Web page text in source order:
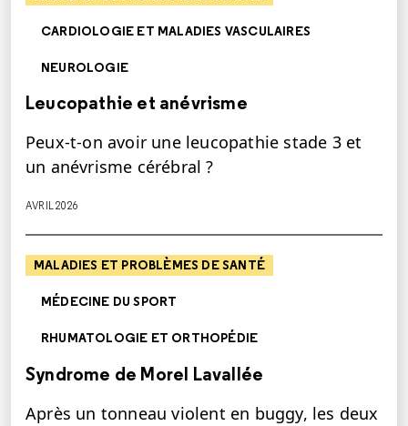
CARDIOLOGIE ET MALADIES VASCULAIRES
NEUROLOGIE
Leucopathie et anévrisme
Peux-t-on avoir une leucopathie stade 3 et
un anévrisme cérébral ?
AVRIL 2026
MALADIES ET PROBLÈMES DE SANTÉ
MÉDECINE DU SPORT
RHUMATOLOGIE ET ORTHOPÉDIE
Syndrome de Morel Lavallée
Après un tonneau violent en buggy, les deux